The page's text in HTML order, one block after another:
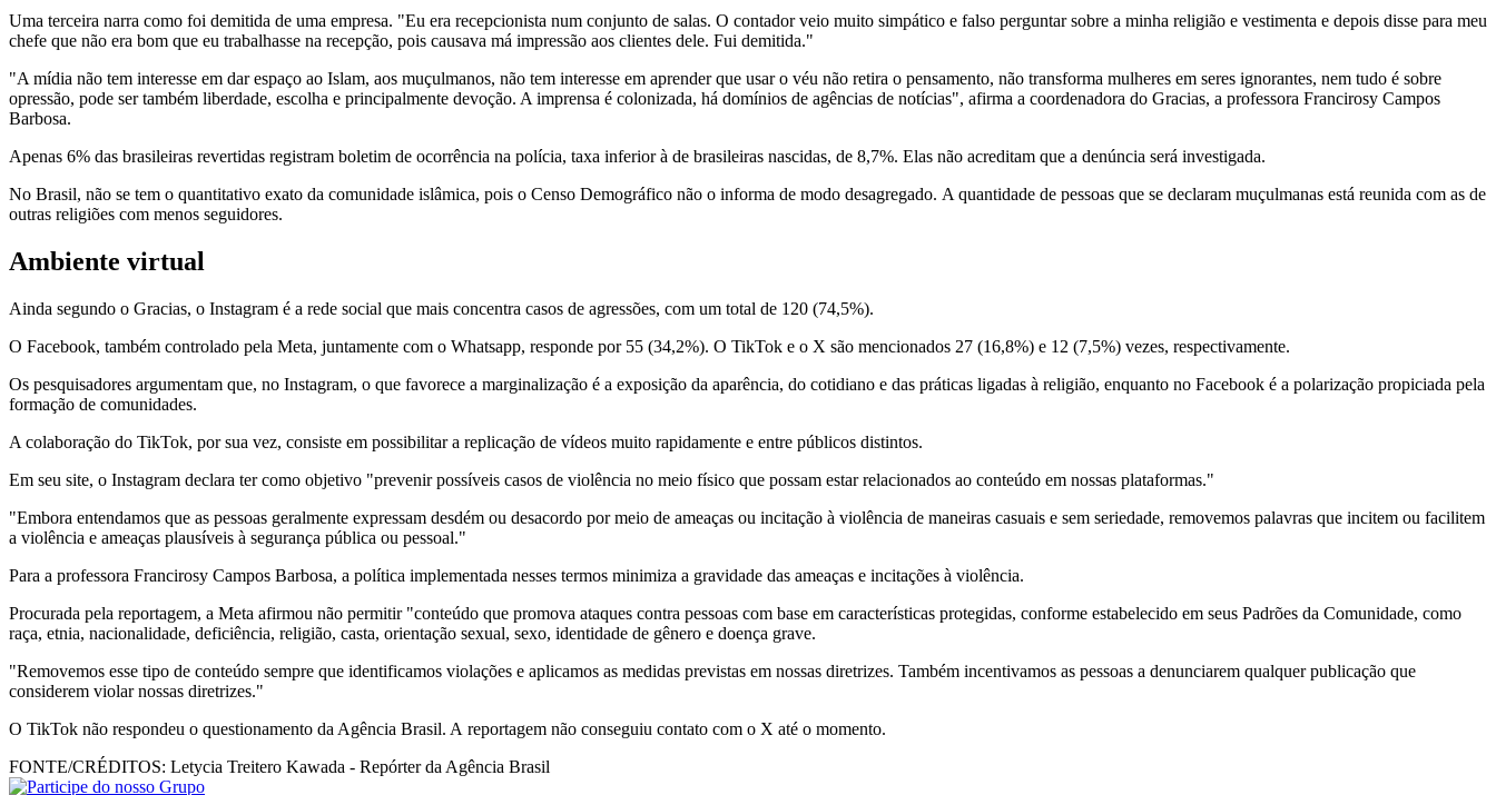
Uma terceira narra como foi demitida de uma empresa. "Eu era recepcionista num conjunto de salas. O contador veio muito simpático e falso perguntar sobre a minha religião e vestimenta e depois disse para meu
chefe que não era bom que eu trabalhasse na recepção, pois causava má impressão aos clientes dele. Fui demitida."
"A mídia não tem interesse em dar espaço ao Islam, aos muçulmanos, não tem interesse em aprender que usar o véu não retira o pensamento, não transforma mulheres em seres ignorantes, nem tudo é sobre
opressão, pode ser também liberdade, escolha e principalmente devoção. A imprensa é colonizada, há domínios de agências de notícias", afirma a coordenadora do Gracias, a professora Francirosy Campos
Barbosa.
Apenas 6% das brasileiras revertidas registram boletim de ocorrência na polícia, taxa inferior à de brasileiras nascidas, de 8,7%. Elas não acreditam que a denúncia será investigada.
No Brasil, não se tem o quantitativo exato da comunidade islâmica, pois o Censo Demográfico não o informa de modo desagregado. A quantidade de pessoas que se declaram muçulmanas está reunida com as de
outras religiões com menos seguidores.
Ambiente virtual
Ainda segundo o Gracias, o Instagram é a rede social que mais concentra casos de agressões, com um total de 120 (74,5%).
O Facebook, também controlado pela Meta, juntamente com o Whatsapp, responde por 55 (34,2%). O TikTok e o X são mencionados 27 (16,8%) e 12 (7,5%) vezes, respectivamente.
Os pesquisadores argumentam que, no Instagram, o que favorece a marginalização é a exposição da aparência, do cotidiano e das práticas ligadas à religião, enquanto no Facebook é a polarização propiciada pela
formação de comunidades.
A colaboração do TikTok, por sua vez, consiste em possibilitar a replicação de vídeos muito rapidamente e entre públicos distintos.
Em seu site, o Instagram declara ter como objetivo "prevenir possíveis casos de violência no meio físico que possam estar relacionados ao conteúdo em nossas plataformas."
"Embora entendamos que as pessoas geralmente expressam desdém ou desacordo por meio de ameaças ou incitação à violência de maneiras casuais e sem seriedade, removemos palavras que incitem ou facilitem
a violência e ameaças plausíveis ​​à segurança pública ou pessoal."
Para a professora Francirosy Campos Barbosa, a política implementada nesses termos minimiza a gravidade das ameaças e incitações à violência.
Procurada pela reportagem, a Meta afirmou não permitir "conteúdo que promova ataques contra pessoas com base em características protegidas, conforme estabelecido em seus Padrões da Comunidade, como
raça, etnia, nacionalidade, deficiência, religião, casta, orientação sexual, sexo, identidade de gênero e doença grave.
"Removemos esse tipo de conteúdo sempre que identificamos violações e aplicamos as medidas previstas em nossas diretrizes. Também incentivamos as pessoas a denunciarem qualquer publicação que
considerem violar nossas diretrizes."
O TikTok não respondeu o questionamento da Agência Brasil. A reportagem não conseguiu contato com o X até o momento.
FONTE/CRÉDITOS: Letycia Treitero Kawada - Repórter da Agência Brasil